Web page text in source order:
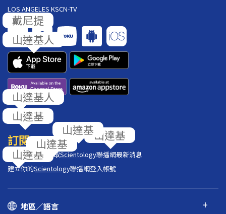
LOS ANGELES KSCN-TV
回饋
訂閱
在你的收件匣獲取Scientology聯播網最新消息
建立你的Scientology聯播網登入帳號
地區／語言
戴尼提
山達基人
山達基人
山達基
山達基
山達基
山達基
山達基